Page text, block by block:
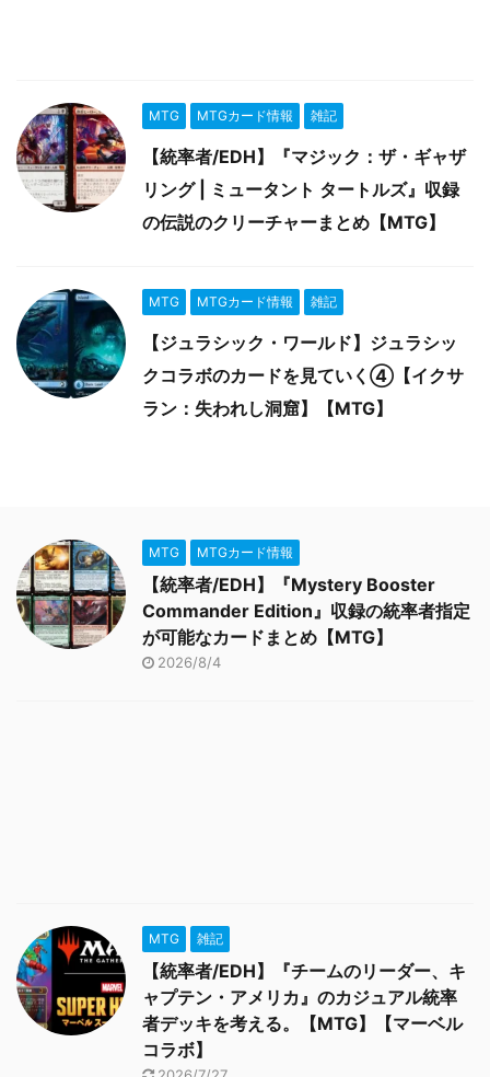
MTG MTGカード情報 雑記
【統率者/EDH】『マジック：ザ・ギャザ
リング | ミュータント タートルズ』収録
の伝説のクリーチャーまとめ【MTG】
MTG MTGカード情報 雑記
【ジュラシック・ワールド】ジュラシッ
クコラボのカードを見ていく④【イクサ
ラン：失われし洞窟】【MTG】
MTG MTGカード情報
【統率者/EDH】『Mystery Booster
Commander Edition』収録の統率者指定
が可能なカードまとめ【MTG】
2026/8/4
MTG 雑記
【統率者/EDH】『チームのリーダー、キ
ャプテン・アメリカ』のカジュアル統率
者デッキを考える。【MTG】【マーベル
コラボ】